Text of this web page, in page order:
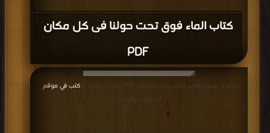
كتاب الماء فوق تحت حولنا فى كل مكان
PDF
قراءة و تحميل كتاب كتاب ريحان الكذاب PDF مجانا | مكتبة > كتب في موقع
التحميل : مرة/مرات